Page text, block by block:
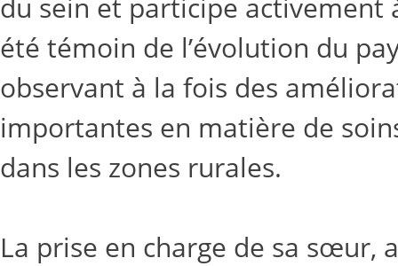
du sein et participe activement
été témoin de l’évolution du
observant à la fois des
importantes en matière de
dans les zones rurales.
La prise en charge de sa sœur,